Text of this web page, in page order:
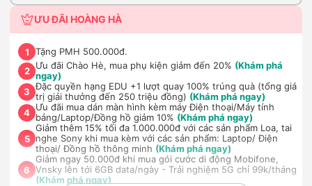
ƯU ĐÃI HOÀNG HÀ
1
Tặng PMH 500.000đ.
2 Ưu đãi Chào Hè, mua phụ kiện giảm đến 20% (Khám phá
ngay)
3 Đặc quyền hạng EDU +1 lượt quay 100% trúng quà (tổng giá
trị giải thưởng đến 250 triệu đồng) (Khám phá ngay)
4 Ưu đãi mua dán màn hình kèm máy Điện thoại/Máy tính
bảng/Laptop/Đồng hồ giảm 10% (Khám phá ngay)
5
Giảm thêm 15% tối đa 1.000.000đ với các sản phẩm Loa, tai
nghe Sony khi mua kèm với các sản phẩm: Laptop/ Điện
thoại/ Đồng hồ thông minh (Khám phá ngay)
6
Giảm ngay 50.000đ khi mua gói cước di động Mobifone,
Vnsky lên tới 6GB data/ngày - Trải nghiệm 5G chỉ 99k/tháng
(Khám phá ngay)